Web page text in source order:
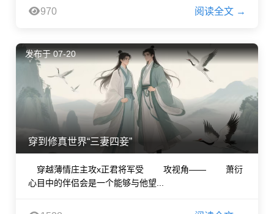
970 阅读全文 →
发布于 07-20
穿到修真世界“三妻四妾”
穿越薄情庄主攻x正君将军受 攻视角—— 萧衍
心目中的伴侣会是一个能够与他望...